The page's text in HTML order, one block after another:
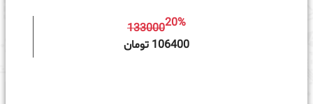
13300020%
106400 تومان